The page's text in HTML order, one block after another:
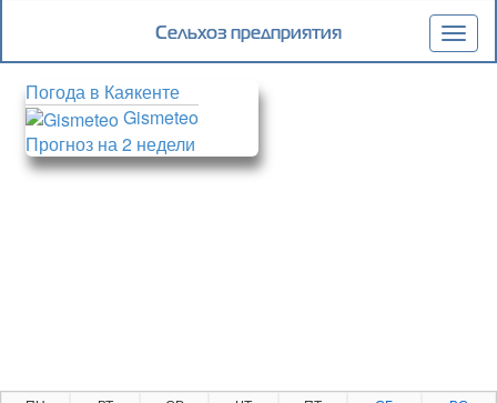
Сельхоз предприятия
Погода в Каякенте
Gismeteo
Прогноз на 2 недели